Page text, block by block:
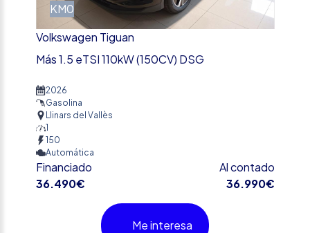
KM0
Volkswagen Tiguan
Más 1.5 eTSI 110kW (150CV) DSG
2026
Gasolina
Llinars del Vallès
1
150
Automática
Financiado
36.490€
Al contado
36.990€
Me interesa